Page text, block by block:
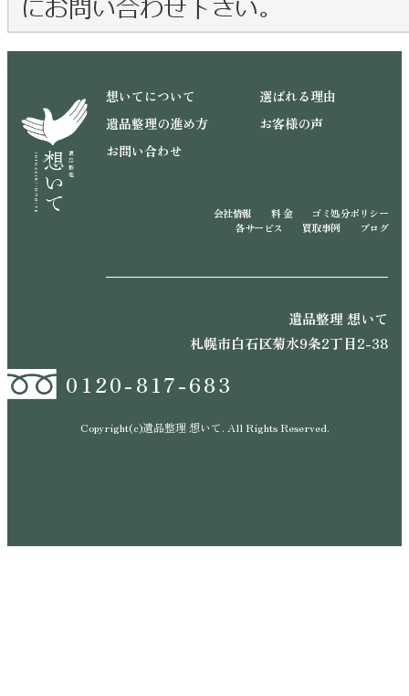
想いてについて
選ばれる理由
遺品整理の進め方
お客様の声
お問い合わせ
会社情報 料 金
ゴミ処分ポリシー
各サービス
買取事例 ブログ
遺品整理 想いて
札幌市白石区菊水9条2丁目2-38
0120-817-683
Copyright(c)遺品整理 想いて. All Rights Reserved.